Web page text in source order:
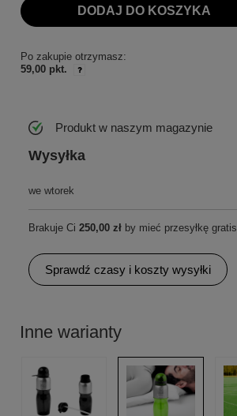
DODAJ DO KOSZYKA
Po zakupie otrzymasz:
59,00 pkt.
Produkt w naszym magazynie
Wysyłka
we wtorek
Brakuje Ci 250,00 zł by mieć przesyłkę gratis
Sprawdź czasy i koszty wysyłki
Inne warianty